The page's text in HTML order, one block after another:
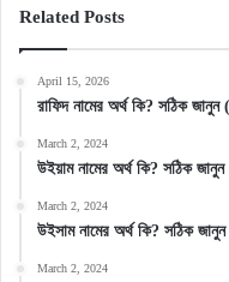
Related Posts
April 15, 2026
রাফিদ নামের অর্থ কি? সঠিক
March 2, 2024
উইয়াম নামের অর্থ কি? সঠিক
March 2, 2024
উইসাম নামের অর্থ কি? সঠিক
March 2, 2024